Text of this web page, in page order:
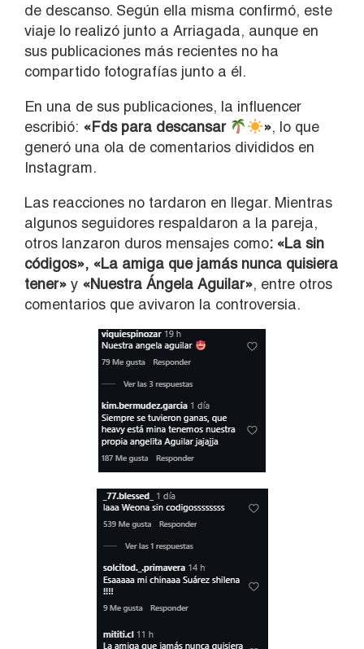
de descanso. Según ella misma confirmó, este
viaje lo realizó junto a Arriagada, aunque en
sus publicaciones más recientes no ha
compartido fotografías junto a él.
En una de sus publicaciones, la influencer
escribió: «Fds para descansar », lo que
generó una ola de comentarios divididos en
Instagram.
Las reacciones no tardaron en llegar. Mientras
algunos seguidores respaldaron a la pareja,
otros lanzaron duros mensajes como: «La sin
códigos», «La amiga que jamás nunca quisiera
tener» y «Nuestra Ángela Aguilar», entre otros
comentarios que avivaron la controversia.